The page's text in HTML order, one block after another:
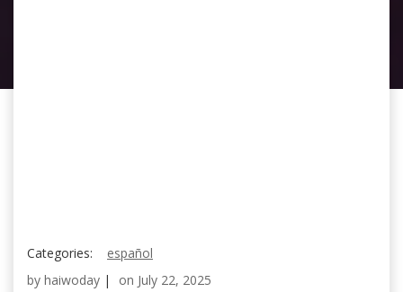
Categories:
español
by haiwoday | on July 22, 2025